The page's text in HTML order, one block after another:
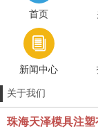
首页
新闻中心
关于我们
珠海天泽模具注塑